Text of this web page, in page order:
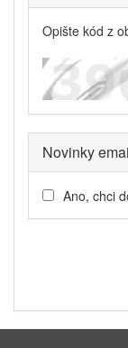
Opište kód z
Novinky
Ano, chci